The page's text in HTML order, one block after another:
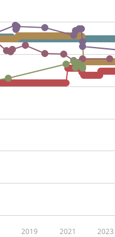
2019 2021 2023